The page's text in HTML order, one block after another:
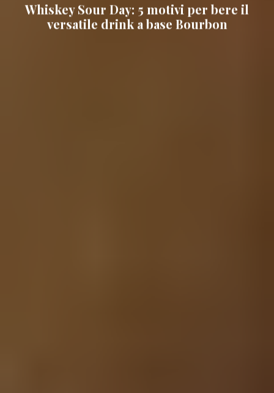
Whiskey Sour Day: 5 motivi per bere il
versatile drink a base Bourbon